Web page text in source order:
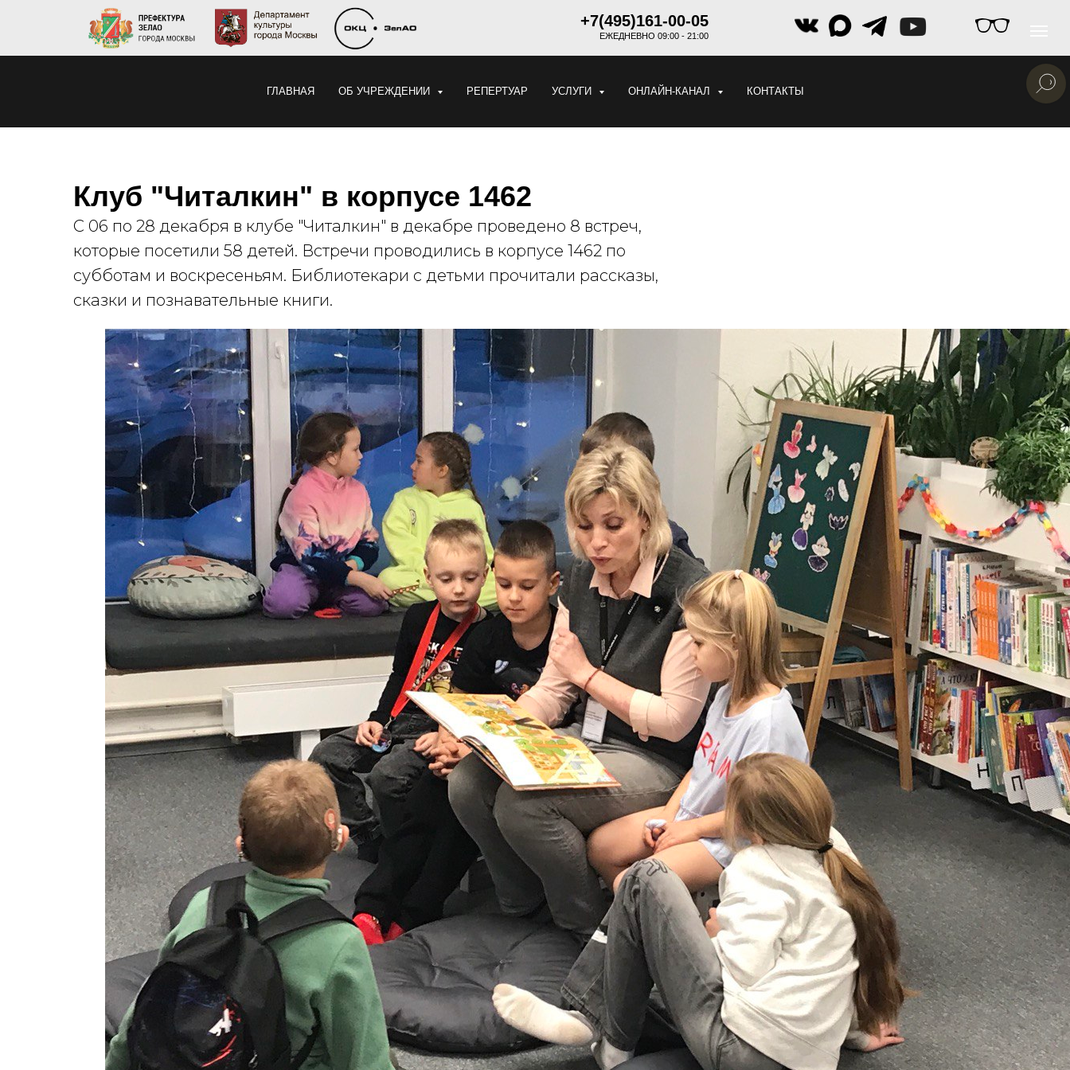
+7(495)161-00-05
ЕЖЕДНЕВНО 09:00 - 21:00
ГЛАВНАЯ ОБ УЧРЕЖДЕНИИ РЕПЕРТУАР УСЛУГИ ОНЛАЙН-КАНАЛ КОНТАКТЫ
Клуб "Читалкин" в корпусе 1462
С 06 по 28 декабря в клубе "Читалкин" в декабре проведено 8 встреч,
которые посетили 58 детей. Встречи проводились в корпусе 1462 по
субботам и воскресеньям. Библиотекари с детьми прочитали рассказы,
сказки и познавательные книги.